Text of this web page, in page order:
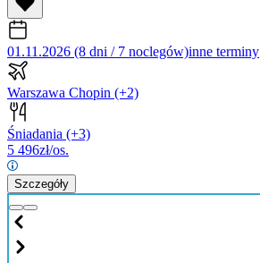
01.11.2026 (8 dni / 7 noclegów)inne terminy
Warszawa Chopin (+2)
Śniadania (+3)
5 496zł/os.
Szczegóły